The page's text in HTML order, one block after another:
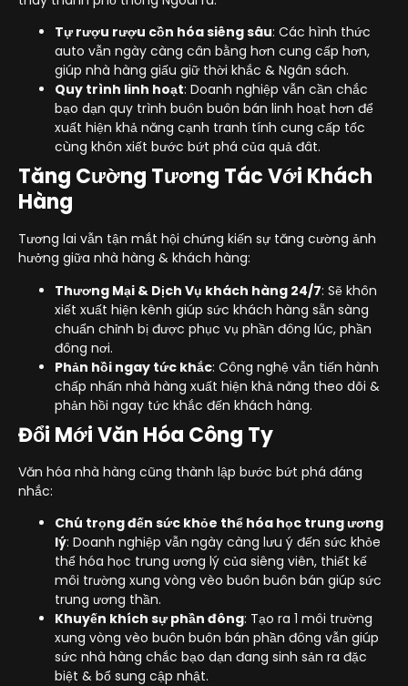
Tự rượu rượu cồn hóa siêng sâu: Các hình thức
auto vẫn ngày càng cân bằng hơn cung cấp hơn,
giúp nhà hàng giấu giữ thời khắc & Ngân sách.
Quy trình linh hoạt: Doanh nghiệp vẫn cần chắc
bạo dạn quy trình buôn buôn bán linh hoạt hơn để
xuất hiện khả năng cạnh tranh tính cung cấp tốc
cùng khôn xiết bước bứt phá của quả đât.
Tăng Cường Tương Tác Với Khách
Hàng
Tương lai vẫn tận mắt hội chứng kiến sự tăng cường ảnh
hưởng giữa nhà hàng & khách hàng:
Thương Mại & Dịch Vụ khách hàng 24/7: Sẽ khôn
xiết xuất hiện kênh giúp sức khách hàng sẵn sàng
chuẩn chỉnh bị được phục vụ phần đông lúc, phần
đông nơi.
Phản hồi ngay tức khắc: Công nghệ vẫn tiến hành
chấp nhấn nhà hàng xuất hiện khả năng theo dõi &
phản hồi ngay tức khắc đến khách hàng.
Đổi Mới Văn Hóa Công Ty
Văn hóa nhà hàng cũng thành lập bước bứt phá đáng
nhắc:
Chú trọng đến sức khỏe thể hóa học trung ương
lý: Doanh nghiệp vẫn ngày càng lưu ý đến sức khỏe
thể hóa học trung ương lý của siêng viên, thiết kế
môi trường xung vòng vèo buôn buôn bán giúp sức
trung ương thần.
Khuyến khích sự phần đông: Tạo ra 1 môi trường
xung vòng vèo buôn buôn bán phần đông vẫn giúp
sức nhà hàng chắc bạo dạn đang sinh sản ra đặc
biệt & bổ sung cập nhật.